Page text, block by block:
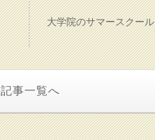
大学院のサマースクール
記事一覧へ